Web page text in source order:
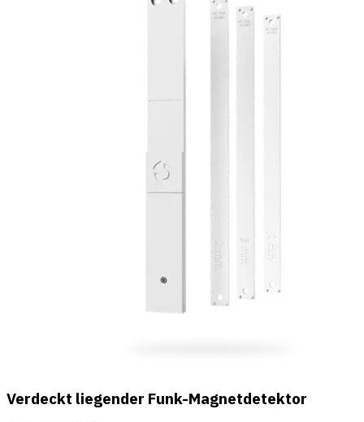
Verdeckt liegender Funk-Magnetdetektor